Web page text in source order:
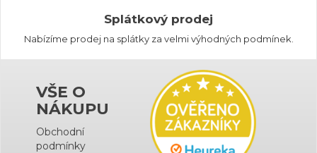
Splátkový prodej
Nabízíme prodej na splátky za velmi výhodných podmínek.
VŠE O
NÁKUPU
Obchodní
podmínky